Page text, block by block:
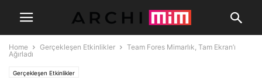
Home Gerçekleşen Etkinlikler
Team Fores Mimarlık, Tam Ekran’ı
Ağırladı
Gerçekleşen Etkinlikler